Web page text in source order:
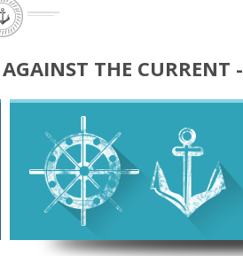
THE CURRENT -